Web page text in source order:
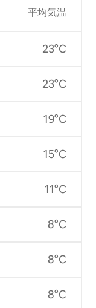
平均気温
23°C
23°C
19°C
15°C
11°C
8°C
8°C
8°C